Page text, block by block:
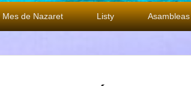
Mes de Nazaret Listy Asambleas